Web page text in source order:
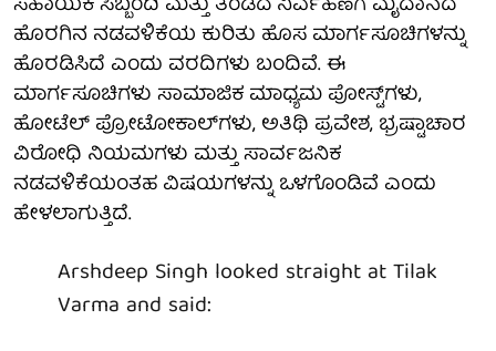
ಹೊರಗಿನ ನಡವಳಿಕೆಯ ಕುರಿತು ಹೊಸ ಮಾರ್ಗಸೂಚಿಗಳನ್ನು
ಹೊರಡಿಸಿದೆ ಎಂದು ವರದಿಗಳು ಬಂದಿವೆ. ಈ
ಮಾರ್ಗಸೂಚಿಗಳು ಸಾಮಾಜಿಕ ಮಾಧ್ಯಮ ಪೋಸ್ಟ್‌ಗಳು,
ಹೋಟೆಲ್ ಪ್ರೋಟೋಕಾಲ್‌ಗಳು, ಅತಿಥಿ ಪ್ರವೇಶ, ಭ್ರಷ್ಟಾಚಾರ
ವಿರೋಧಿ ನಿಯಮಗಳು ಮತ್ತು ಸಾರ್ವಜನಿಕ
ನಡವಳಿಕೆಯಂತಹ ವಿಷಯಗಳನ್ನು ಒಳಗೊಂಡಿವೆ ಎಂದು
ಹೇಳಲಾಗುತ್ತಿದೆ.
Arshdeep Singh looked straight at Tilak
Varma and said: